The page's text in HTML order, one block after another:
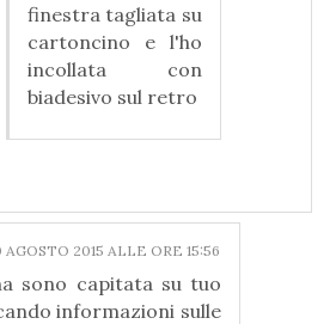
finestra tagliata su
cartoncino e l'ho
incollata con
biadesivo sul retro
AGOSTO 2015 ALLE ORE 15:56
sono capitata su tuo
informazioni sulle